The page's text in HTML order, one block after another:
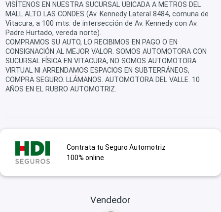
VISÍTENOS EN NUESTRA SUCURSAL UBICADA A METROS DEL
MALL ALTO LAS CONDES (Av. Kennedy Lateral 8484, comuna de
Vitacura, a 100 mts. de intersección de Av. Kennedy con Av.
Padre Hurtado, vereda norte).
COMPRAMOS SU AUTO, LO RECIBIMOS EN PAGO O EN
CONSIGNACIÓN AL MEJOR VALOR. SOMOS AUTOMOTORA CON
SUCURSAL FÍSICA EN VITACURA, NO SOMOS AUTOMOTORA
VIRTUAL NI ARRENDAMOS ESPACIOS EN SUBTERRÁNEOS,
COMPRA SEGURO. LLÁMANOS. AUTOMOTORA DEL VALLE. 10
AÑOS EN EL RUBRO AUTOMOTRIZ.
Contrata tu Seguro Automotriz
100% online
Vendedor